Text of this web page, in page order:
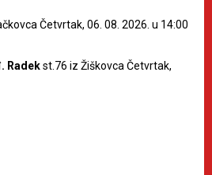
Četvrtak, 06. 08. 2026. u 14:00
Radekst.76 iz Žiškovca Četvrtak,